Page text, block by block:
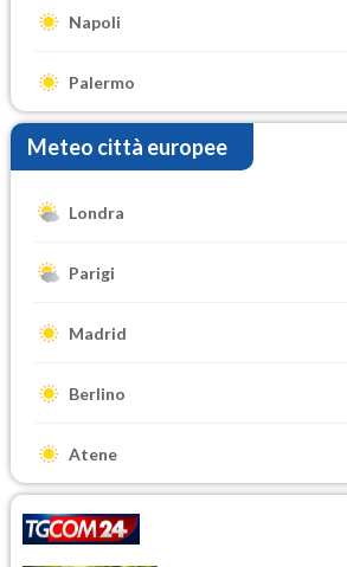
Napoli
Palermo
Meteo città europee
Londra
Parigi
Madrid
Berlino
Atene